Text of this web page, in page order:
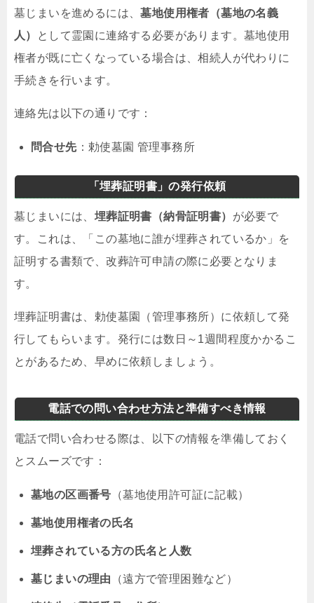
墓じまいを進めるには、墓地使用権者（墓地の名義
人）
として霊園に連絡する必要があります。墓地使用
権者が既に亡くなっている場合は、相続人が代わりに
手続きを行います。
連絡先は以下の通りです：
問合せ先：勅使墓園 管理事務所
「埋葬証明書」の発行依頼
墓じまいには、 埋葬証明書（納骨証明書） が必要で
す。これは、「この墓地に誰が埋葬されているか」を
証明する書類で、改葬許可申請の際に必要となりま
す。
埋葬証明書は、勅使墓園（管理事務所）に依頼して発
行してもらいます。発行には数日～1週間程度かかるこ
とがあるため、早めに依頼しましょう。
電話での問い合わせ方法と準備すべき情報
電話で問い合わせる際は、以下の情報を準備しておく
とスムーズです：
墓地の区画番号 （墓地使用許可証に記載）
墓地使用権者の氏名
埋葬されている方の氏名と人数
墓じまいの理由 （遠方で管理困難など）